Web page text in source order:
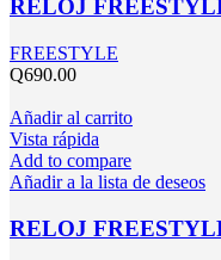
RELOJ
FREESTYLE
Q690.00
Añadir al carrito
Vista rápida
Add to compare
Añadir a la lista de deseos
RELOJ